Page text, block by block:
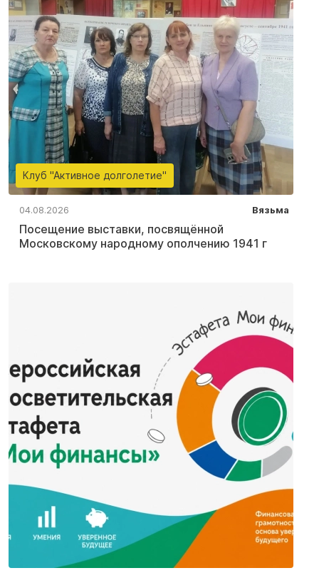
Клуб "Активное долголетие"
04.08.2026 Вязьма
Посещение выставки, посвящённой
Московскому народному ополчению 1941 г